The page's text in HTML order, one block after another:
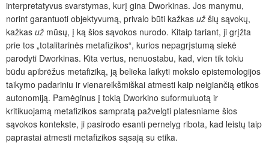
interpretatyvus svarstymas, kurį gina Dworkinas. Jos manymu,
norint garantuoti objektyvumą, privalo būti kažkas už šių sąvokų,
kažkas už mūsų, į ką šios sąvokos nurodo. Kitaip tariant, ji grįžta
prie tos „totalitarinės metafizikos“, kurios nepagrįstumą siekė
parodyti Dworkinas. Kita vertus, nenuostabu, kad, vien tik tokiu
būdu apibrėžus metafiziką, ją belieka laikyti mokslo epistemologijos
taikymo padariniu ir vienareikšmiškai atmesti kaip neigiančią etikos
autonomiją. Pamėginus į tokią Dworkino suformuluotą ir
kritikuojamą metafizikos sampratą pažvelgti platesniame šios
sąvokos kontekste, ji pasirodo esanti pernelyg ribota, kad leistų taip
paprastai atmesti metafizikos sąsają su etika.